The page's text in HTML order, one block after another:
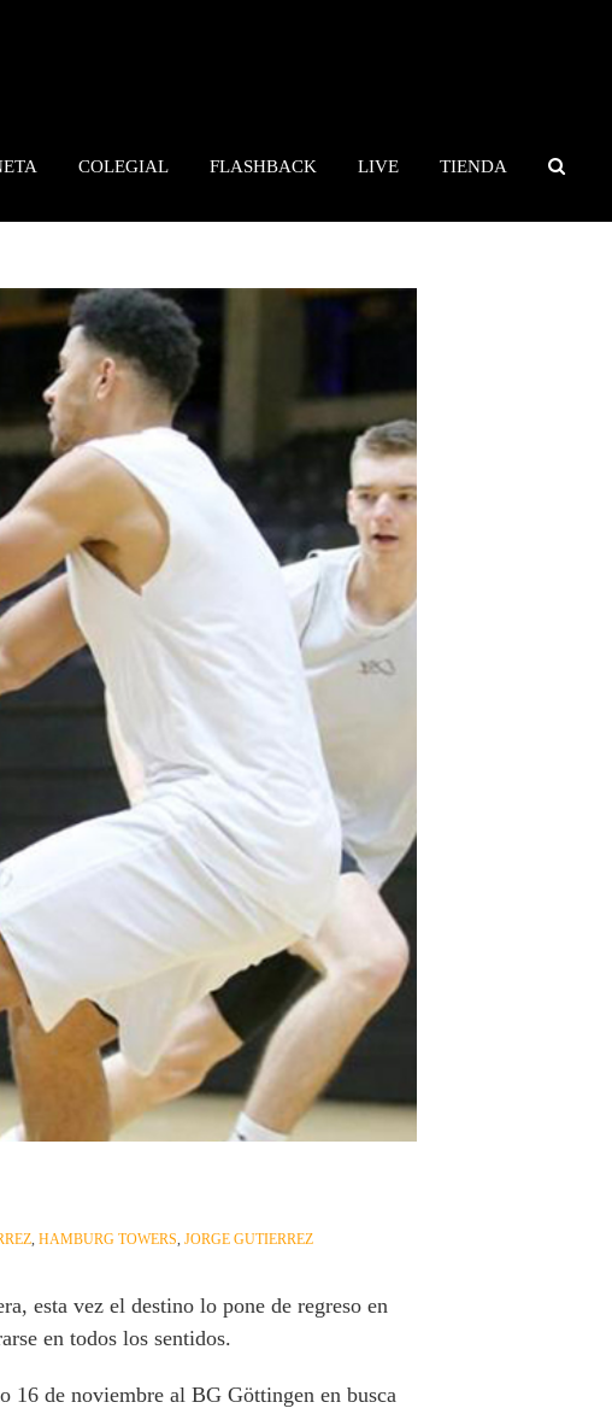
COLEGIAL FLASHBACK LIVE TIENDA
, HAMBURG TOWERS, JORGE GUTIERREZ
esta vez el destino lo pone de regreso en
en todos los sentidos.
16 de noviembre al BG Göttingen en busca